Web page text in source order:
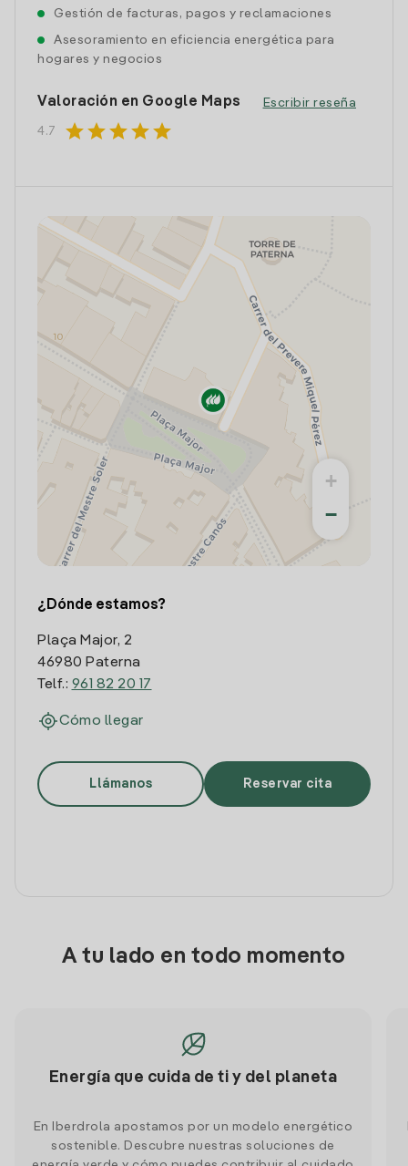
Gestión de facturas, pagos y reclamaciones
Asesoramiento en eficiencia energética para
hogares y negocios
Valoración en Google Maps
4.7 starstarstarstarstar
Escribir reseña
+
−
¿Dónde estamos?
Plaça Major, 2
46980 Paterna
Telf.: 961 82 20 17
Cómo llegar
Llámanos Reservar cita
A tu lado en todo momento
Energía que cuida de ti y del planeta
En Iberdrola apostamos por un modelo energético
sostenible. Descubre nuestras soluciones de